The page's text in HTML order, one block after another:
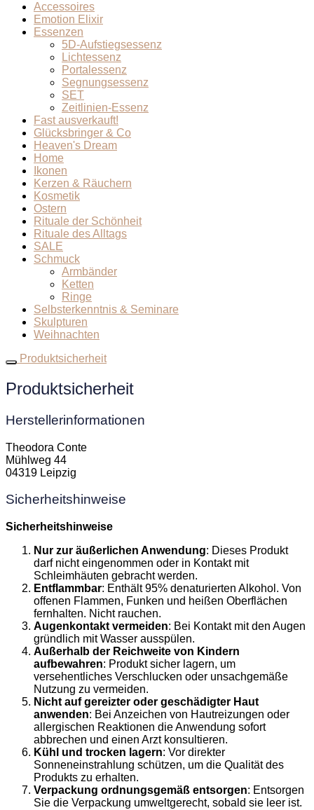
Accessoires
Emotion Elixir
Essenzen
5D-Aufstiegsessenz
Lichtessenz
Portalessenz
Segnungsessenz
SET
Zeitlinien-Essenz
Fast ausverkauft!
Glücksbringer & Co
Heaven's Dream
Home
Ikonen
Kerzen & Räuchern
Kosmetik
Ostern
Rituale der Schönheit
Rituale des Alltags
SALE
Schmuck
Armbänder
Ketten
Ringe
Selbsterkenntnis & Seminare
Skulpturen
Weihnachten
Produktsicherheit
Produktsicherheit
Herstellerinformationen
Theodora Conte
Mühlweg 44
04319 Leipzig
Sicherheitshinweise
Sicherheitshinweise
Nur zur äußerlichen Anwendung: Dieses Produkt
darf nicht eingenommen oder in Kontakt mit
Schleimhäuten gebracht werden.
Entflammbar: Enthält 95% denaturierten Alkohol. Von
offenen Flammen, Funken und heißen Oberflächen
fernhalten. Nicht rauchen.
Augenkontakt vermeiden: Bei Kontakt mit den Augen
gründlich mit Wasser ausspülen.
Außerhalb der Reichweite von Kindern
aufbewahren: Produkt sicher lagern, um
versehentliches Verschlucken oder unsachgemäße
Nutzung zu vermeiden.
Nicht auf gereizter oder geschädigter Haut
anwenden: Bei Anzeichen von Hautreizungen oder
allergischen Reaktionen die Anwendung sofort
abbrechen und einen Arzt konsultieren.
Kühl und trocken lagern: Vor direkter
Sonneneinstrahlung schützen, um die Qualität des
Produkts zu erhalten.
Verpackung ordnungsgemäß entsorgen: Entsorgen
Sie die Verpackung umweltgerecht, sobald sie leer ist.